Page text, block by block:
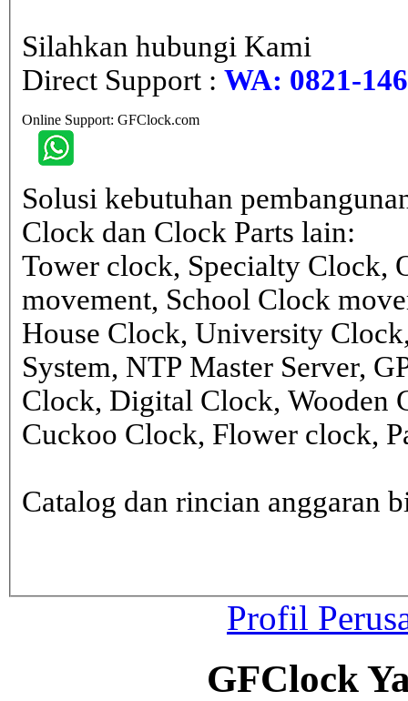
Silahkan hubungi Kami
Direct Support : WA: 0821-
Online Support: GFClock.com
Solusi kebutuhan
Clock dan Clock Parts lain:
Tower clock, Specialty Clock,
movement, School Clock
House Clock, University
System, NTP Master Server,
Clock, Digital Clock, Wooden
Cuckoo Clock, Flower clock,
Catalog dan rincian anggaran
Profil
GFClock